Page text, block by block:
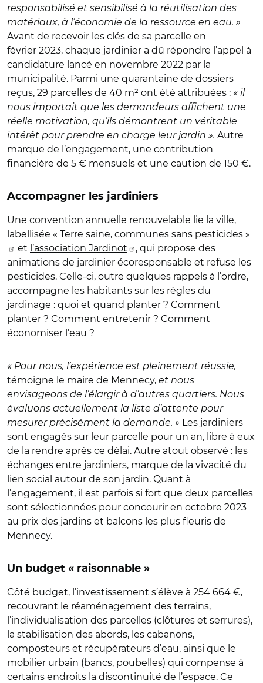
responsabilisé et sensibilisé à la réutilisation des
matériaux, à l’économie de la ressource en eau. »
Avant de recevoir les clés de sa parcelle en
février 2023, chaque jardinier a dû répondre l’appel à
candidature lancé en novembre 2022 par la
municipalité. Parmi une quarantaine de dossiers
reçus, 29 parcelles de 40 m² ont été attribuées : « il
nous importait que les demandeurs affichent une
réelle motivation, qu’ils démontrent un véritable
intérêt pour prendre en charge leur jardin ». Autre
marque de l’engagement, une contribution
financière de 5 € mensuels et une caution de 150 €.
Accompagner les jardiniers
Une convention annuelle renouvelable lie la ville,
labellisée « Terre saine, communes sans pesticides »
et l’association Jardinot , qui propose des
animations de jardinier écoresponsable et refuse les
pesticides. Celle-ci, outre quelques rappels à l’ordre,
accompagne les habitants sur les règles du
jardinage : quoi et quand planter ? Comment
planter ? Comment entretenir ? Comment
économiser l’eau ?
« Pour nous, l’expérience est pleinement réussie,
témoigne le maire de Mennecy, et nous
envisageons de l’élargir à d’autres quartiers. Nous
évaluons actuellement la liste d’attente pour
mesurer précisément la demande. » Les jardiniers
sont engagés sur leur parcelle pour un an, libre à eux
de la rendre après ce délai. Autre atout observé : les
échanges entre jardiniers, marque de la vivacité du
lien social autour de son jardin. Quant à
l’engagement, il est parfois si fort que deux parcelles
sont sélectionnées pour concourir en octobre 2023
au prix des jardins et balcons les plus fleuris de
Mennecy.
Un budget « raisonnable »
Côté budget, l’investissement s’élève à 254 664 €,
recouvrant le réaménagement des terrains,
l’individualisation des parcelles (clôtures et serrures),
la stabilisation des abords, les cabanons,
composteurs et récupérateurs d’eau, ainsi que le
mobilier urbain (bancs, poubelles) qui compense à
certains endroits la discontinuité de l’espace. Ce